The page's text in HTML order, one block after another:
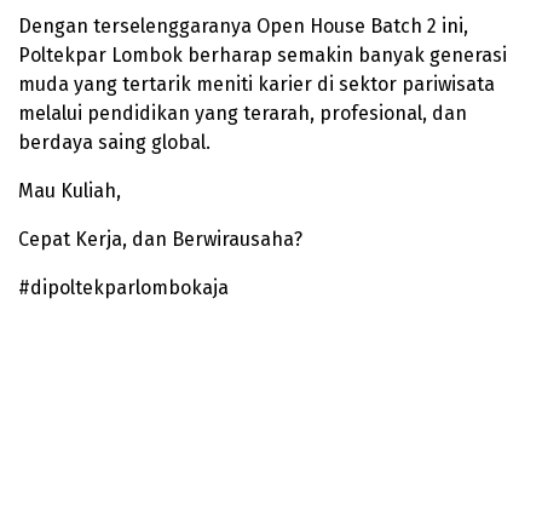
Dengan terselenggaranya Open House Batch 2 ini,
Poltekpar Lombok berharap semakin banyak generasi
muda yang tertarik meniti karier di sektor pariwisata
melalui pendidikan yang terarah, profesional, dan
berdaya saing global.
Mau Kuliah,
Cepat Kerja, dan Berwirausaha?
#dipoltekparlombokaja